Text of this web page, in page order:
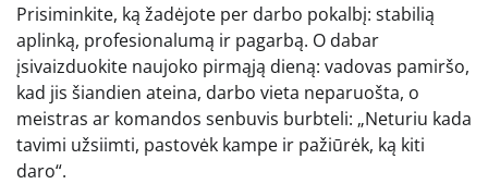
Prisiminkite, ką žadėjote per darbo pokalbį: stabilią
aplinką, profesionalumą ir pagarbą. O dabar
įsivaizduokite naujoko pirmąją dieną: vadovas pamiršo,
kad jis šiandien ateina, darbo vieta neparuošta, o
meistras ar komandos senbuvis burbteli: „Neturiu kada
tavimi užsiimti, pastovėk kampe ir pažiūrėk, ką kiti
daro“.